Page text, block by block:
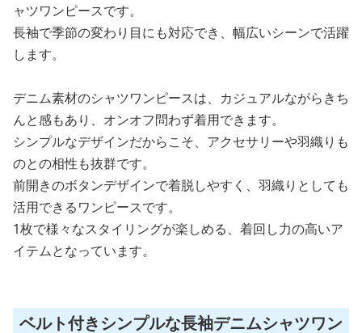
ャツワンピースです。
長袖で季節の変わり目にも対応でき、幅広いシーンで活躍
します。
デニム素材のシャツワンピースは、カジュアルながらきち
んと感もあり、オンオフ問わず着用できます。
シンプルなデザインだからこそ、アクセサリーや羽織りも
のとの相性も抜群です。
前開きのボタンデザインで着脱しやすく、羽織りとしても
活用できるワンピースです。
1枚で様々なスタイリングが楽しめる、着回し力の高いア
イテムとなっています。
ベルト付きシンプルな長袖デニムシャツワン